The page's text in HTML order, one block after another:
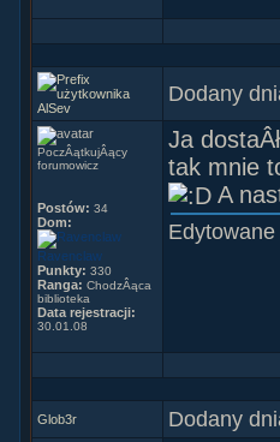
AlSev
Dodany
PoczÂątkujÂący
forumowicz
Postów: 34
Dom:
Ravenclaw
Punkty: 330
Ranga: ChodzÂąca
biblioteka
Data rejestracji:
30.01.08
Ja
tak mnie
A
Glob3r Dodany